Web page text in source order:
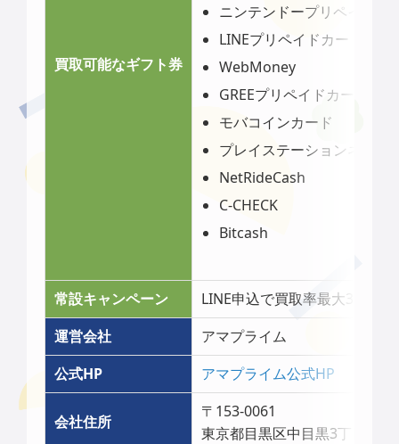
買取可能なギフト券
ニンテンドープリペイドカ
LINEプリペイドカード
WebMoney
GREEプリペイドカード
モバコインカード
プレイステーションネット
NetRideCash
C-CHECK
Bitcash
常設キャンペーン
LINE申込で買取率最大3％ア
運営会社
アマプライム
公式HP
アマプライム公式HP
会社住所
〒153-0061
東京都目黒区中目黒3丁目6-2